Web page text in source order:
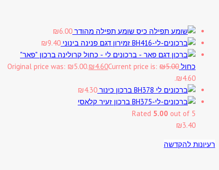
שומע תפילה מהודר ₪6.00
זמירון דגם פנינה בינוני
₪9.40
ברכון "פאר"
כחול
₪5.00
Original price was: ₪5.00.₪4.60Current price is:
₪4.60.
ברכון כינור
₪4.30
ברכון זעיר קלאסי
Rated 5.00 out of 5
₪3.40
רעיונות להקדשה